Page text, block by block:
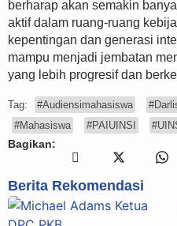
berharap akan semakin
aktif dalam ruang-ruang
kepentingan dan generasi
mampu menjadi jembatan
yang lebih progresif dan
Tag: #Audiensimahasiswa
#Mahasiswa
#PAIUINSI
Bagikan:
Berita Rekomendasi